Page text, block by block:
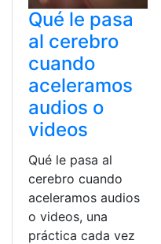
Qué le pasa
al cerebro
cuando
aceleramos
audios o
videos
Qué le pasa al
cerebro cuando
aceleramos audios
o videos, una
práctica cada vez